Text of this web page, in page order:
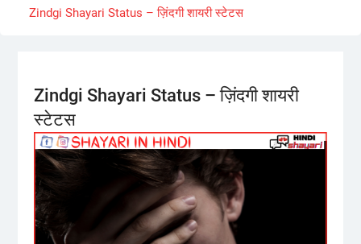
Zindgi Shayari Status – ज़िंदगी शायरी स्टेटस
Zindgi Shayari Status – ज़िंदगी शायरी
स्टेटस